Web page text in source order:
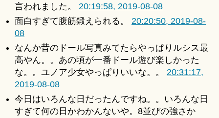
言われました。 20:19:58, 2019-08-08
面白すぎて腹筋鍛えられる。 20:20:50, 2019-08-
08
なんか昔のドール写真みてたらやっぱりルシス最
高やん。。あの頃が一番ドール遊び楽しかった
な。。ユノア少女やっぱりいいな。。 20:31:17,
2019-08-08
今日はいろんな日だったんですね。。いろんな日
すぎて何の日かわかんないや。8並びの強さか